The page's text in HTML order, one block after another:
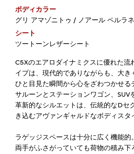
ボディカラー
グリ アマゾニトゥ / ノアール ペルラ
シート
ツートーンレザーシート
C5Xのエアロダイナミクスに優れた流
イプは、現代的でありながらも、大き
ひと目見た瞬間から心をざわつかせる
サルーンとステーションワゴン、SUV
革新的なシルエットは、伝統的なDセ
き込むアヴァンギャルドなボディスタ
ラゲッジスペースは十分に広く機能的。
両手がふさがっていても荷物の積み下